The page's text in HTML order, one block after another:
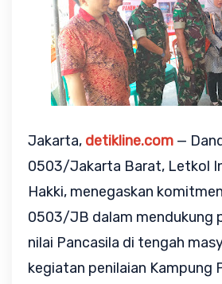
Jakarta, detikline.com —
0503/Jakarta Barat, Letkol
Hakki, menegaskan
0503/JB dalam mendukung
nilai Pancasila di tengah
kegiatan penilaian Kampung